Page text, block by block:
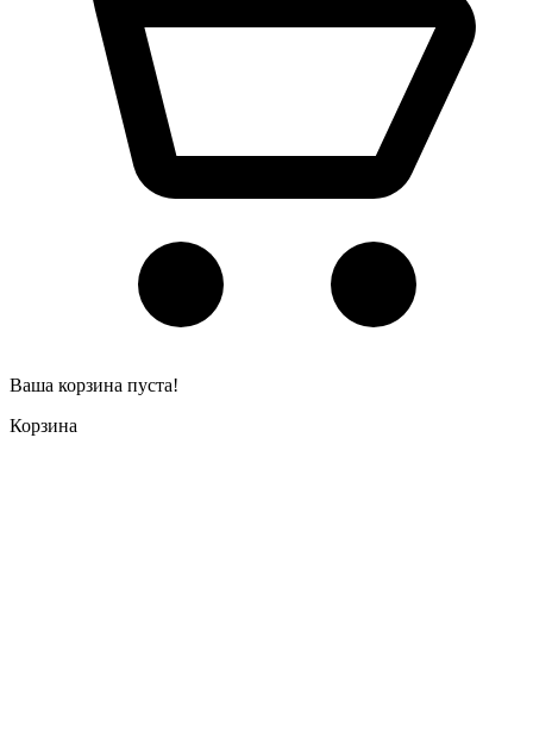
Ваша корзина пуста!
Корзина